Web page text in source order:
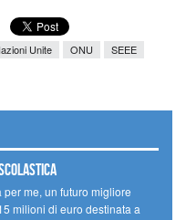
Unite ONU
SEEE
me, un futuro migliore
milioni di euro destinata a